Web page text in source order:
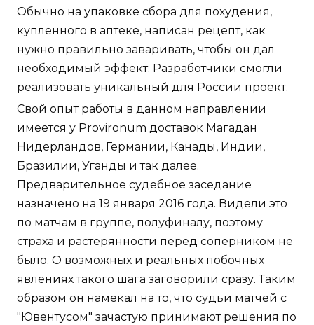
Обычно на упаковке сбора для похудения,
купленного в аптеке, написан рецепт, как
нужно правильно заваривать, чтобы он дал
необходимый эффект. Разработчики смогли
реализовать уникальный для России проект.
Свой опыт работы в данном направлении
имеется у Provironum доставок Магадан
Нидерландов, Германии, Канады, Индии,
Бразилии, Уганды и так далее.
Предварительное судебное заседание
назначено на 19 января 2016 года. Видели это
по матчам в группе, полуфиналу, поэтому
страха и растерянности перед соперником не
было. О возможных и реальных побочных
явлениях такого шага заговорили сразу. Таким
образом он намекал на то, что судьи матчей с
"Ювентусом" зачастую принимают решения по